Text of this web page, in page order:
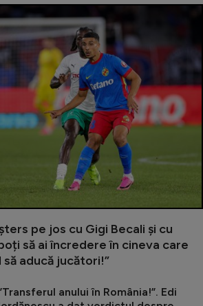
pe jos cu Gigi Becali și cu
să ai încredere în cineva care
aducă jucători!”
anului în România!”. Edi